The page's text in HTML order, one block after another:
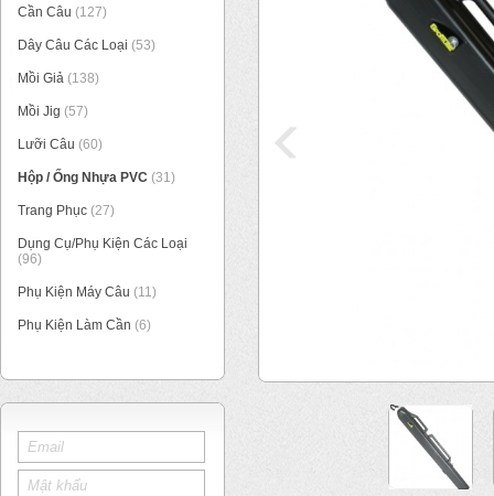
Cần Câu (127)
Dây Câu Các Loại (53)
Mồi Giả (138)
Mồi Jig (57)
Lưỡi Câu (60)
Hộp / Ống Nhựa PVC (31)
Trang Phục (27)
Dụng Cụ/Phụ Kiện Các Loại
(96)
Phụ Kiện Máy Câu (11)
Phụ Kiện Làm Cần (6)